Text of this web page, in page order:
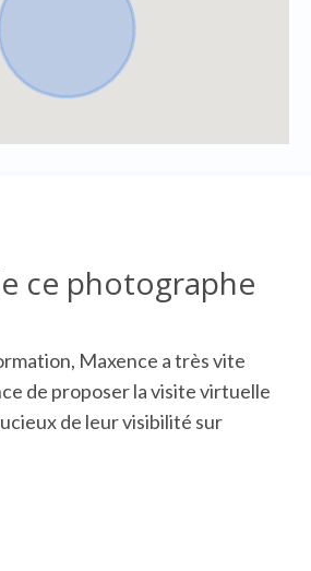
ce photographe
Maxence a très vite
de proposer la visite virtuelle
de leur visibilité sur